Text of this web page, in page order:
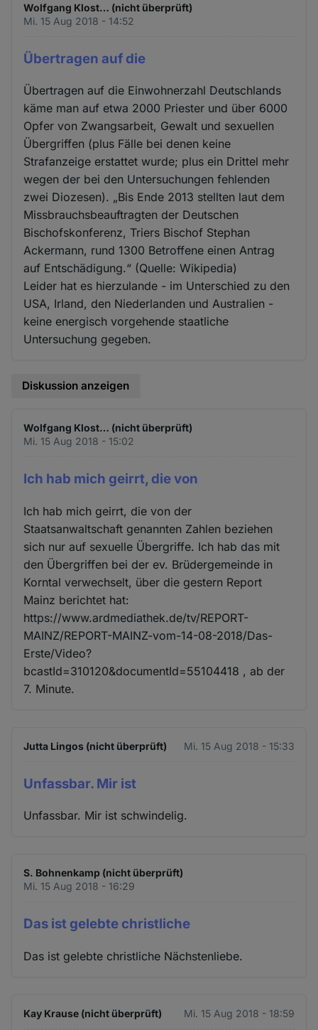
Wolfgang Klost… (nicht überprüft)
Mi. 15 Aug 2018 - 14:52
Übertragen auf die
Übertragen auf die Einwohnerzahl Deutschlands
käme man auf etwa 2000 Priester und über 6000
Opfer von Zwangsarbeit, Gewalt und sexuellen
Übergriffen (plus Fälle bei denen keine
Strafanzeige erstattet wurde; plus ein Drittel mehr
wegen der bei den Untersuchungen fehlenden
zwei Diozesen). „Bis Ende 2013 stellten laut dem
Missbrauchsbeauftragten der Deutschen
Bischofskonferenz, Triers Bischof Stephan
Ackermann, rund 1300 Betroffene einen Antrag
auf Entschädigung.“ (Quelle: Wikipedia)
Leider hat es hierzulande - im Unterschied zu den
USA, Irland, den Niederlanden und Australien -
keine energisch vorgehende staatliche
Untersuchung gegeben.
Diskussion anzeigen
Wolfgang Klost… (nicht überprüft)
Mi. 15 Aug 2018 - 15:02
Ich hab mich geirrt, die von
Ich hab mich geirrt, die von der
Staatsanwaltschaft genannten Zahlen beziehen
sich nur auf sexuelle Übergriffe. Ich hab das mit
den Übergriffen bei der ev. Brüdergemeinde in
Korntal verwechselt, über die gestern Report
Mainz berichtet hat:
https://www.ardmediathek.de/tv/REPORT-
MAINZ/REPORT-MAINZ-vom-14-08-2018/Das-
Erste/Video?
bcastId=310120&documentId=55104418 , ab der
7. Minute.
Jutta Lingos (nicht überprüft) Mi. 15 Aug 2018 - 15:33
Unfassbar. Mir ist
Unfassbar. Mir ist schwindelig.
S. Bohnenkamp (nicht überprüft)
Mi. 15 Aug 2018 - 16:29
Das ist gelebte christliche
Das ist gelebte christliche Nächstenliebe.
Kay Krause (nicht überprüft) Mi. 15 Aug 2018 - 18:59